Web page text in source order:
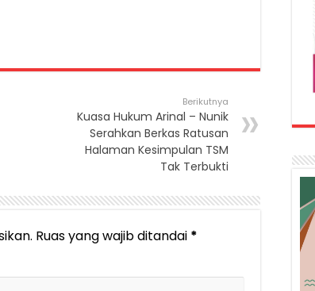
Berikutnya
Kuasa Hukum Arinal – Nunik
Serahkan Berkas Ratusan
Halaman Kesimpulan TSM
Tak Terbukti
Ruas yang wajib ditandai *